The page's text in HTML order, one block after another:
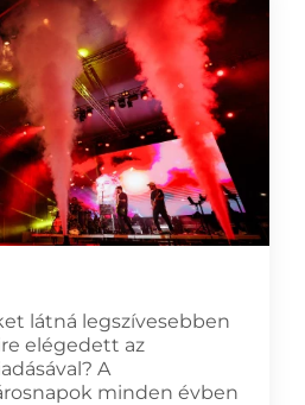
látná legszívesebben
elégedett az
A
minden évben